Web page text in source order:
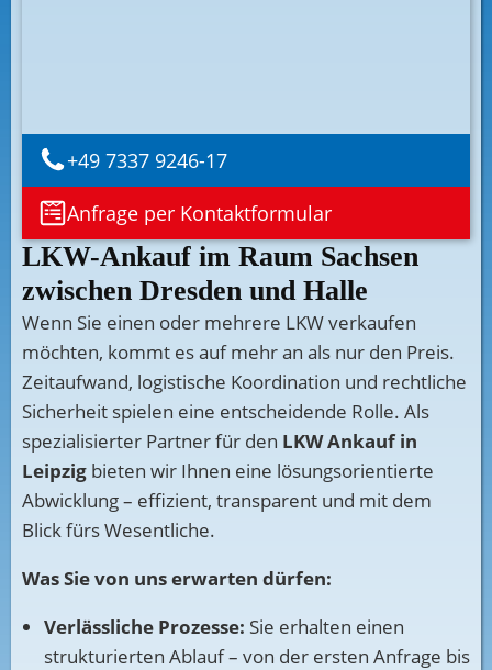
+49 7337 9246-17
Anfrage per Kontaktformular
LKW-Ankauf im Raum Sachsen
zwischen Dresden und Halle
Wenn Sie einen oder mehrere LKW verkaufen
möchten, kommt es auf mehr an als nur den Preis.
Zeitaufwand, logistische Koordination und rechtliche
Sicherheit spielen eine entscheidende Rolle. Als
spezialisierter Partner für den LKW Ankauf in
Leipzig bieten wir Ihnen eine lösungsorientierte
Abwicklung – effizient, transparent und mit dem
Blick fürs Wesentliche.
Was Sie von uns erwarten dürfen:
Verlässliche Prozesse: Sie erhalten einen
strukturierten Ablauf – von der ersten Anfrage bis